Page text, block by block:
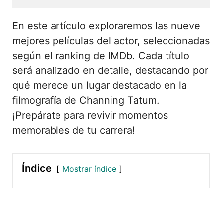
En este artículo exploraremos las nueve
mejores películas del actor, seleccionadas
según el ranking de IMDb. Cada título
será analizado en detalle, destacando por
qué merece un lugar destacado en la
filmografía de Channing Tatum.
¡Prepárate para revivir momentos
memorables de tu carrera!
Índice Mostrar índice